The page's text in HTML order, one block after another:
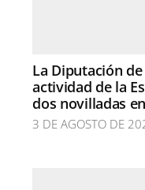
La Diputación
actividad de la
dos novilladas
3 DE AGOSTO DE